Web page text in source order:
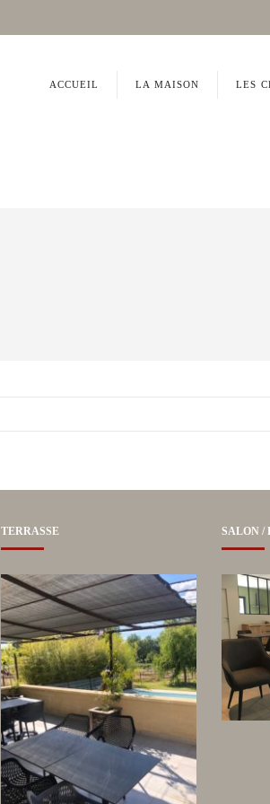
ACCUEIL LA MAISON LES
TERRASSE SALON /